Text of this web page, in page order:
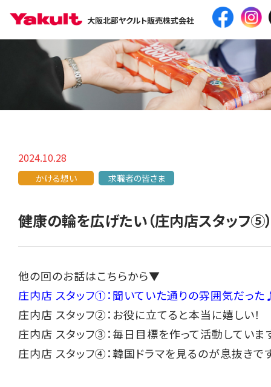
大阪北部ヤクルト販売株式会社
2024.10.28
かける想い 求職者の皆さま
健康の輪を広げたい（庄内店スタッフ⑤
他の回のお話はこちらから▼
庄内店 スタッフ①：聞いていた通りの雰囲気だっ
庄内店 スタッフ②：お役に立てると本当に嬉しい！
庄内店 スタッフ③：毎日目標を作って活動していま
庄内店 スタッフ④：韓国ドラマを見るのが息抜きで